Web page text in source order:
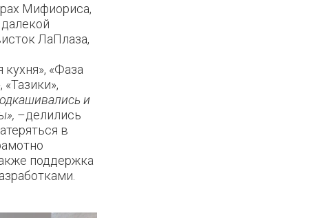
Мифиориса,
ЛаПлаза,
«Фаза
и
–делились
в
поддержка